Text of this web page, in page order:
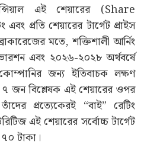
এই শেয়ারের (Share
প্রতি শেয়ারের টার্গেট প্রাইস
মতে, শক্তিশালী আর্নিং
এবং ২০২৬-২০২৮ অর্থবর্ষে
জন্য ইতিবাচক লক্ষণ
৭ জন বিশ্লেষক এই শেয়ারের ওপর
প্রত্যেকেরই “বাই” রেটিং
এই শেয়ারের সর্বোচ্চ টার্গেট
৭০ টাকা।